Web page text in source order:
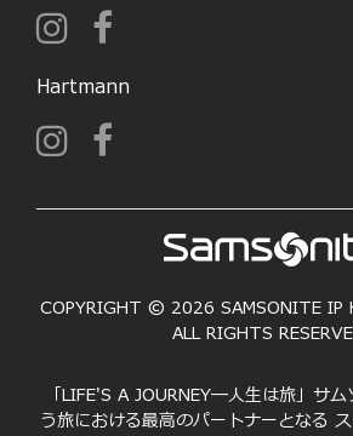
Hartmann
COPYRIGHT © 2026 SAMSONITE IP
ALL RIGHTS
「LIFE'S A JOURNEY―人生は旅」サ
う旅における最高のパートナーとなる